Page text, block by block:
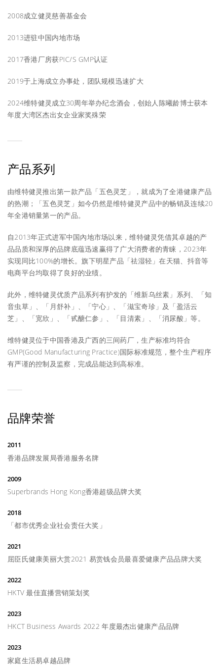
2008成立健灵慈善基金会
2013进驻中国内地市场
2017香港厂房获PIC/S GMP认证
2019于上海成立办事处，团队规模迅速扩大
2024维特健灵成立30周年举办纪念酒会，创始人陈曦龄博士获本
年度大湾区杰出女企业家奖殊荣
产品系列
由维特健灵推出第一款产品「五色灵芝」，就成为了全港健康产品
的热潮；「五色灵芝」如今仍然是维特健灵产品中的畅销及连续20
年全港销量第一的产品。
自2013年正式进军中国內地市场以来，维特健灵凭借其卓越的产
品品质和深厚的品牌底蕴迅速赢得了广大消费者的青睐，2023年
实现同比100%的增长。旗下明星产品「祛湿轻」在天猫、抖音等
电商平台均取得了良好的业绩。
此外，维特健灵优质产品系列有护发的「维新乌丝素」系列、「知
音虫草」、「月舒补」、「宁心」、「滋宝奇珍」及「盈活云
芝」、「宽欣」、「甙醣仁参」、「目清素」、「消尿酸」等。
维特健灵位于中国香港及广西的三间药厂，生产标准均符合
GMP(Good Manufacturing Practice)国际标准规范，整个生产程序
有严谨的控制及监察，完成品能达到高标准。
品牌荣誉
2011
香港品牌发展局香港服务名牌
2009
Superbrands Hong Kong香港超级品牌大奖
2018
「都市优秀企业社会责任大奖」
2021
屈臣氏健康美丽大赏2021 易赏钱会员最喜爱健康产品品牌大奖
2022
HKTV 最佳直播营销策划奖
2023
HKCT Business Awards 2022 年度最杰出健康产品品牌
2023
家庭生活易卓越品牌